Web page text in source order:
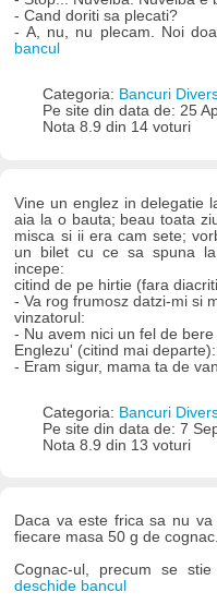
- Cand doriti sa plecati?
- A, nu, nu plecam. Noi
bancul
Categoria: Bancuri
Pe site din data de: 25
Nota 8.9 din 14 voturi
Vine un englez in delegatie
aia la o bauta; beau toata
misca si ii era cam sete;
un bilet cu ce sa spuna
incepe:
citind de pe hirtie (fara
- Va rog frumosz datzi-mi si
vinzatorul:
- Nu avem nici un fel de bere
Englezu' (citind mai departe):
- Eram sigur, mama ta de
Categoria: Bancuri
Pe site din data de: 7
Nota 8.9 din 13 voturi
Daca va este frica sa nu
fiecare masa 50 g de cognac.
Cognac-ul, precum se
deschide bancul